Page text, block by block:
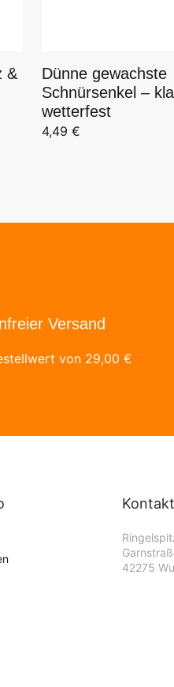
&
Dünne gewachste
Schnürsenkel –
wetterfest
4,49 €
Versand
von 29,00 €
Kontakt
42275